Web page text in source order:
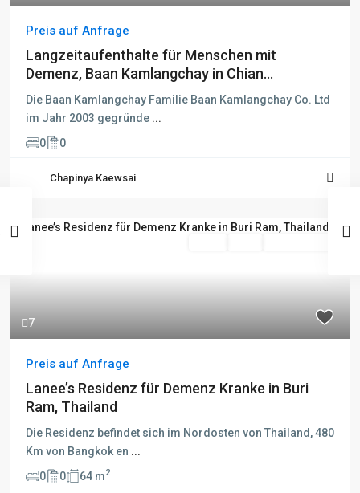
Preis auf Anfrage
Langzeitaufenthalte für Menschen mit
Demenz, Baan Kamlangchay in Chian...
Die Baan Kamlangchay Familie Baan Kamlangchay Co. Ltd
im Jahr 2003 gegründe ...
0
0
Chapinya Kaewsai
7
Preis auf Anfrage
Lanee’s Residenz für Demenz Kranke in Buri
Ram, Thailand
Die Residenz befindet sich im Nordosten von Thailand, 480
Km von Bangkok en ...
0
0 64 m2